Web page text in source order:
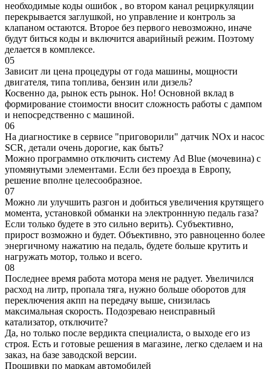
необходимые коды ошибок , во втором канал рециркуляции
перекрывается заглушкой, но управление и контроль за
клапаном остаются. Второе без первого невозможно, иначе
будут биться коды и включится аварийный режим. Поэтому
делается в комплексе.
05
Зависит ли цена процедуры от года машины, мощности
двигателя, типа топлива, бензин или дизель?
Косвенно да, рынок есть рынок. Но! Основной вклад в
формирование стоимости вносит сложность работы с дампом
и непосредственно с машиной.
06
На диагностике в сервисе "приговорили" датчик NOx и насос
SCR, детали очень дорогие, как быть?
Можно программно отключить систему Ad Blue (мочевина) с
упомянутыми элементами. Если без проезда в Европу,
решение вполне целесообразное.
07
Можно ли улучшить разгон и добиться увеличения крутящего
момента, установкой обманки на электроннную педаль газа?
Если только будете в это сильно верить). Субъективно,
прирост возможно и будет. Объективно, это равноценно более
энергичному нажатию на педаль, будете больше крутить и
нагружать мотор, только и всего.
08
Последнее время работа мотора меня не радует. Увеличился
расход на литр, пропала тяга, нужно больше оборотов для
переключения акпп на передачу выше, снизилась
максимальная скорость. Подозреваю неисправный
катализатор, отключите?
Да, но только после вердикта специалиста, о выходе его из
строя. Есть и готовые решения в магазине, легко сделаем и на
заказ, на базе заводской версии.
Прошивки по маркам автомобилей